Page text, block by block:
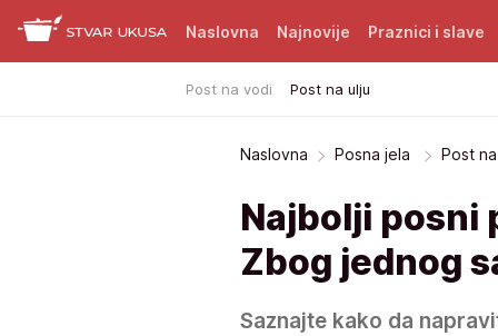
Naslovna Najnovije Praznici i slave
Post na vodi Post na ulju
Naslovna Posna jela Post
Najbolji posni
Zbog jednog
Saznajte kako da